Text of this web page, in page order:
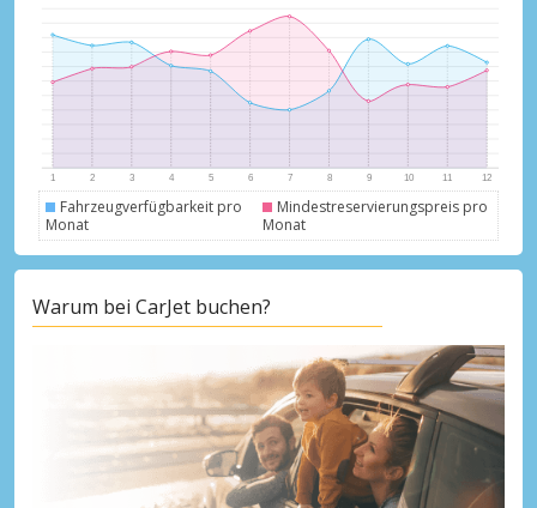
Top-Ersparnisses
Erhalten Sie Zugang zu exklusiven
Fahrzeugverfügbarkeit pro
Monat
Mindestreservierungspreis pro
Monat
Warum bei CarJet buchen?